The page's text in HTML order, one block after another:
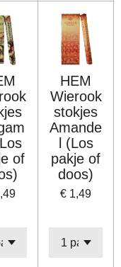
of
HEM
Wierook
stokjes
Amande
l (Los
pakje of
doos)
€ 1,49